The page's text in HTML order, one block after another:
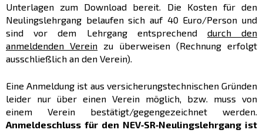
Unterlagen zum Download bereit. Die Kosten für den
Neulingslehrgang belaufen sich auf 40 Euro/Person und
sind vor dem Lehrgang entsprechend durch den
anmeldenden Verein zu überweisen (Rechnung erfolgt
ausschließlich an den Verein).
Eine Anmeldung ist aus versicherungstechnischen Gründen
leider nur über einen Verein möglich, bzw. muss von
einem Verein bestätigt/gegengezeichnet werden.
Anmeldeschluss für den NEV‐SR‐Neulingslehrgang ist